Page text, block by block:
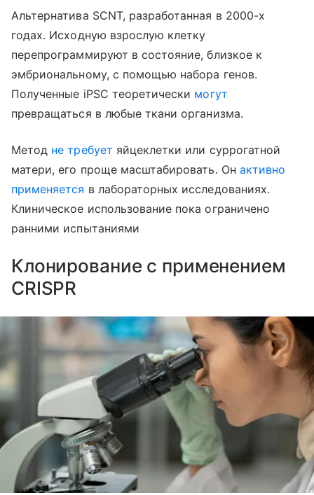
Альтернатива SCNT, разработанная в 2000-х
годах. Исходную взрослую клетку
перепрограммируют в состояние, близкое к
эмбриональному, с помощью набора генов.
Полученные iPSC теоретически могут
превращаться в любые ткани организма.
Метод не требует яйцеклетки или суррогатной
матери, его проще масштабировать. Он активно
применяется в лабораторных исследованиях.
Клиническое использование пока ограничено
ранними испытаниями
Клонирование с применением
CRISPR